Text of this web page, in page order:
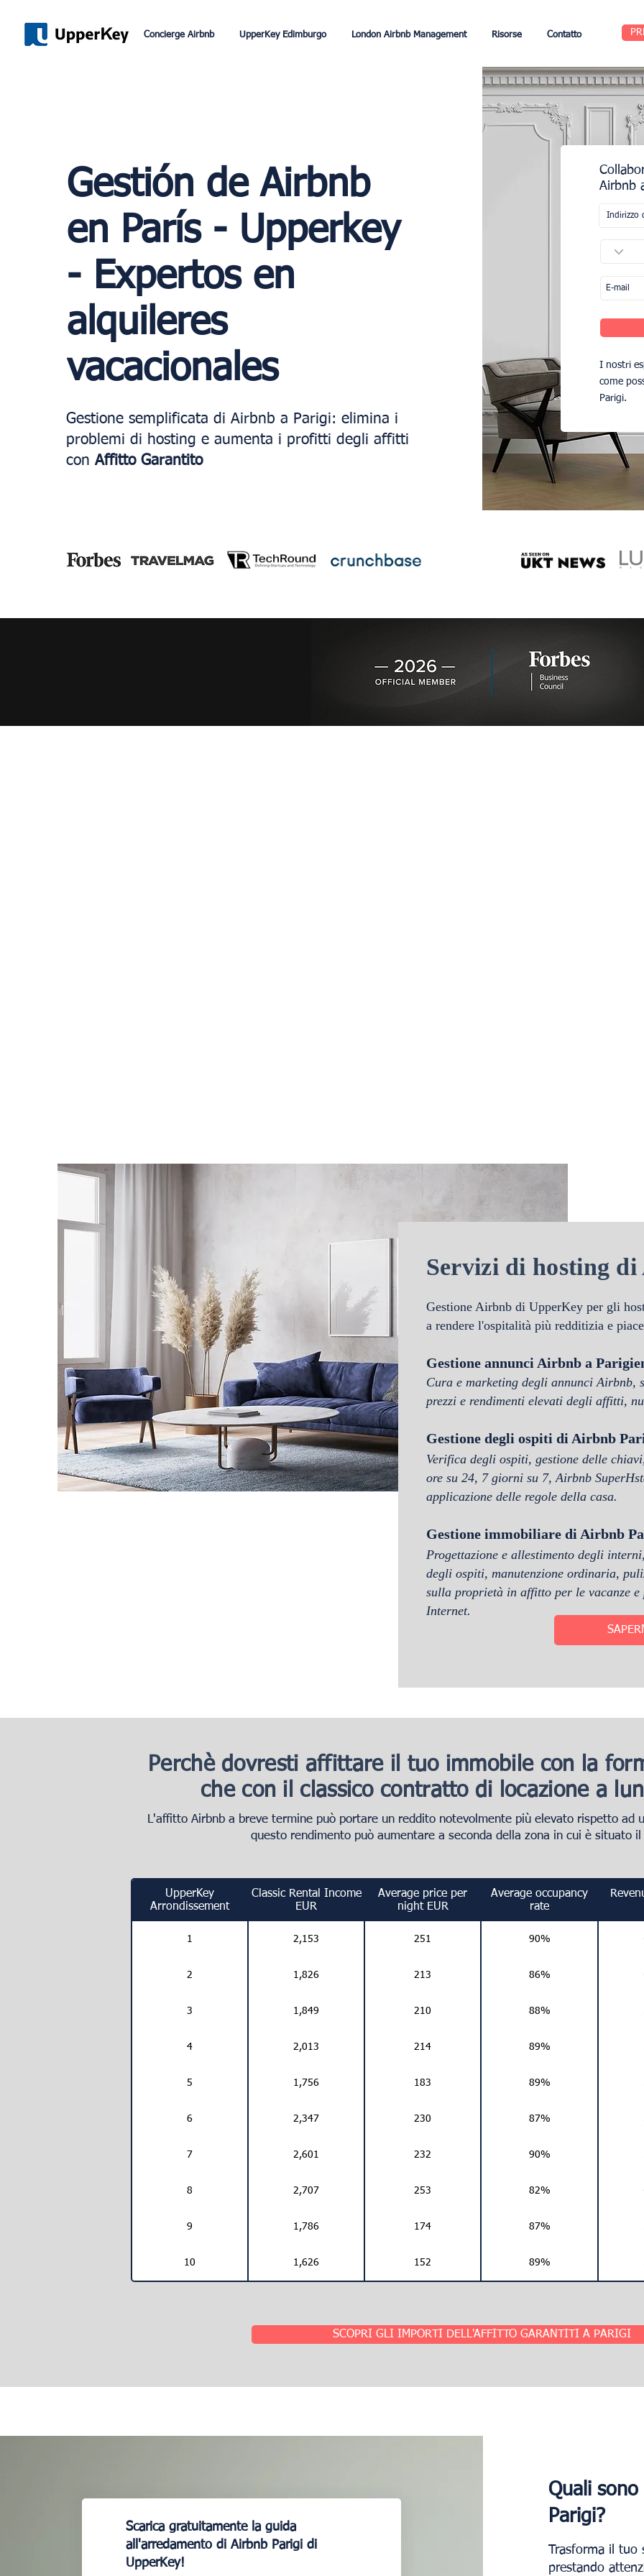
Concierge Airbnb UpperKey Edimburgo London Airbnb Management Risorse Contatto
Gestión de Airbnb
en París - Upperkey
- Expertos en
alquileres
vacacionales
Gestione semplificata di Airbnb a Parigi: elimina i
problemi di hosting e aumenta i profitti degli affitti
conAffitto Garantito
Airbnb
I nostri
come
Parigi.
Servizi di hosting
Gestione Airbnb di UpperKey per gli
a rendere l'ospitalità più redditizia e
Gestione annunci Airbnb a Parigi
Cura e marketing degli annunci Airbnb,
prezzi e rendimenti elevati degli affitti,
Gestione degli ospiti di Airbnb
Verifica degli ospiti, gestione delle
ore su 24, 7 giorni su 7, Airbnb SuperH
applicazione delle regole della casa.
Gestione immobiliare di Airbnb
Progettazione e allestimento degli
degli ospiti, manutenzione ordinaria,
sulla proprietà in affitto per le vacanze
Internet.
Perchè dovresti affittare il tuo immobile con la
che con il classico contratto di locazione a
L'affitto Airbnb a breve termine può portare un reddito notevolmente più elevato rispetto ad
questo rendimento può aumentare a seconda della zona in cui è situato
UpperKey
Arrondissement
Classic Rental Income
EUR
Average price per
night EUR
Average occupancy
rate
1 2,153 251 90%
2 1,826 213 86%
3 1,849 210 88%
4 2,013 214 89%
5 1,756 183 89%
6 2,347 230 87%
7 2,601 232 90%
8 2,707 253 82%
9 1,786 174 87%
10 1,626 152 89%
SCOPRI GLI IMPORTI DELL'AFFITTO GARANTITI A PARIGI
Scarica gratuitamente la guida
all'arredamento di Airbnb Parigi di
UpperKey!
Quali
Parigi?
Trasforma il tuo
prestando